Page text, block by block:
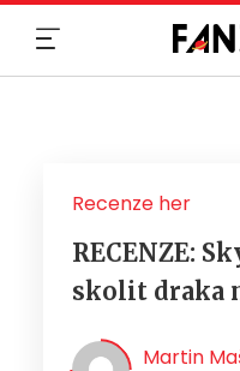
Recenze her
RECENZE:
skolit draka
Martin